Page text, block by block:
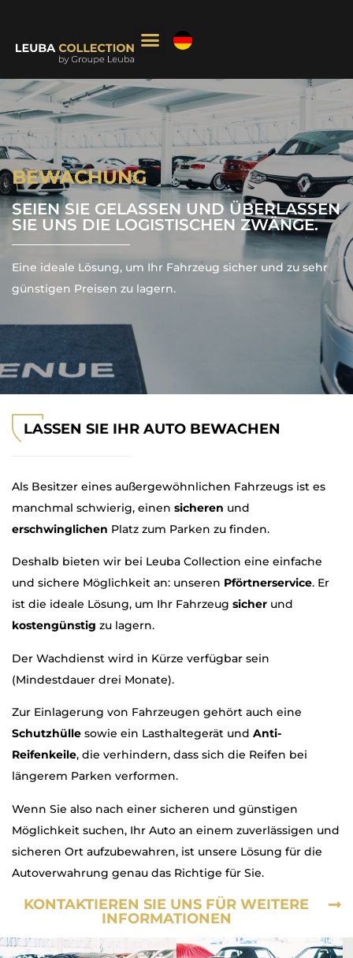
BEWACHUNG
SEIEN SIE GELASSEN UND ÜBERLASSEN
SIE UNS DIE LOGISTISCHEN ZWÄNGE.
Eine ideale Lösung, um Ihr Fahrzeug sicher und zu sehr
günstigen Preisen zu lagern.
LASSEN SIE IHR AUTO BEWACHEN
Als Besitzer eines außergewöhnlichen Fahrzeugs ist es
manchmal schwierig, einen sicheren und
erschwinglichen Platz zum Parken zu finden.
Deshalb bieten wir bei Leuba Collection eine einfache
und sichere Möglichkeit an: unseren Pförtnerservice. Er
ist die ideale Lösung, um Ihr Fahrzeug sicher und
kostengünstig zu lagern.
Der Wachdienst wird in Kürze verfügbar sein
(Mindestdauer drei Monate).
Zur Einlagerung von Fahrzeugen gehört auch eine
Schutzhülle sowie ein Lasthaltegerät und Anti-
Reifenkeile, die verhindern, dass sich die Reifen bei
längerem Parken verformen.
Wenn Sie also nach einer sicheren und günstigen
Möglichkeit suchen, Ihr Auto an einem zuverlässigen und
sicheren Ort aufzubewahren, ist unsere Lösung für die
Autoverwahrung genau das Richtige für Sie.
KONTAKTIEREN SIE UNS FÜR WEITERE
INFORMATIONEN